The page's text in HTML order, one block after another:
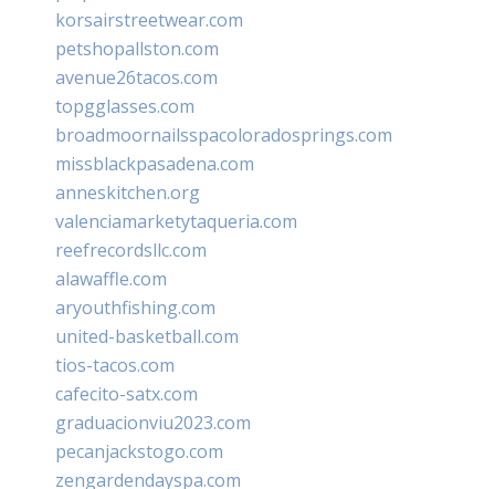
korsairstreetwear.com
petshopallston.com
avenue26tacos.com
topgglasses.com
broadmoornailsspacoloradosprings.com
missblackpasadena.com
anneskitchen.org
valenciamarketytaqueria.com
reefrecordsllc.com
alawaffle.com
aryouthfishing.com
united-basketball.com
tios-tacos.com
cafecito-satx.com
graduacionviu2023.com
pecanjackstogo.com
zengardendayspa.com